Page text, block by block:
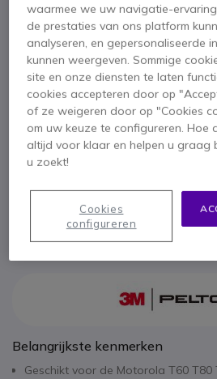
SKU PELTORCABT // Referentie fabrikant:
Peltor Flex FL6U-ASDM6
Motorola 1-pin PMR446
54,95 € ex. BTW 66,49 € incl. BTW
Aantal
IN
OFFERTE BINNEN
Niet op voorraad
2 jaarFabrieksgarantie
Belangrijkste kenmerken
Geschikt voor de Motorola T60 T80 T80 Ex XTB XTR en
waarmee we uw navigatie-
de prestaties van ons platform
analyseren, en gepersonaliseerde
kunnen weergeven. Sommige
site en onze diensten te laten
cookies accepteren door op
of ze weigeren door op "Cookies
om uw keuze te configureren. Hoe
altijd voor klaar en helpen u graag
u zoekt!
Cookies
configureren